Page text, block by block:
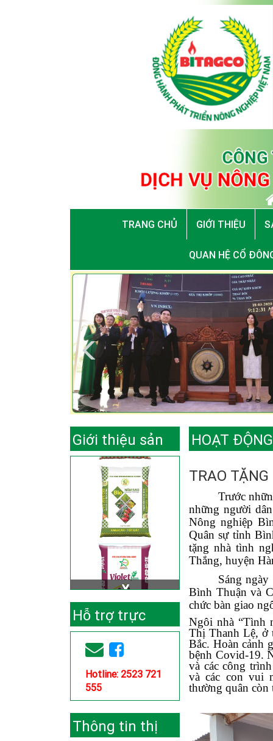
TRANG CHỦ GIỚI THIỆU
QUAN HỆ CỔ
Giới thiệu sản
phẩm
Hỗ trợ trực
tuyến
Hotline: 2523 721
555
Thông tin thị
HOẠT
TRAO
Trước
những người
Nông nghiệp
Quân sự tỉnh
tặng nhà tình
Thắng, huyện
Sáng
Bình Thuận và
chức bàn giao
Ngôi nhà “Tình
Thị Thanh Lệ, ở
Bắc. Hoàn cảnh
bệnh Covid-19.
và các công
và các con vui
thường quân còn